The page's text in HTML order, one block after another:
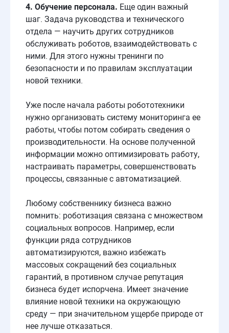
4. Обучение персонала. Еще один важный
шаг. Задача руководства и технического
отдела — научить других сотрудников
обслуживать роботов, взаимодействовать с
ними. Для этого нужны тренинги по
безопасности и по правилам эксплуатации
новой техники.
Уже после начала работы робототехники
нужно организовать систему мониторинга ее
работы, чтобы потом собирать сведения о
производительности. На основе полученной
информации можно оптимизировать работу,
настраивать параметры, совершенствовать
процессы, связанные с автоматизацией.
Любому собственнику бизнеса важно
помнить: роботизация связана с множеством
социальных вопросов. Например, если
функции ряда сотрудников
автоматизируются, важно избежать
массовых сокращений без социальных
гарантий, в противном случае репутация
бизнеса будет испорчена. Имеет значение
влияние новой техники на окружающую
среду — при значительном ущербе природе от
нее лучше отказаться.